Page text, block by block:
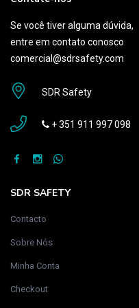
Se você tiver alguma dúvida,
entre em contato conosco
comercial@sdrsafety.com
SDR Safety
+ 351 911 997 098
SDR SAFETY
Contacto
Sobre Nós
Minha Conta
Checkout